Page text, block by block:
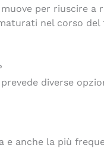
per riuscire
nel corso
prevede diverse
e anche la più